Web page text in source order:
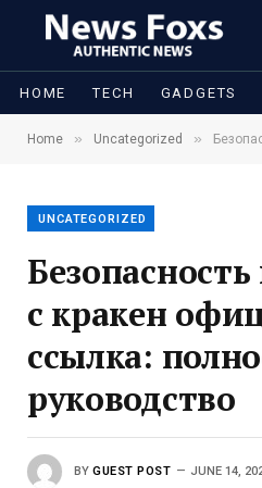
HOME TECH GADGETS
Home » Uncategorized » Безопасность
UNCATEGORIZED
с кракен
ссылка:
руководство
BY GUEST POST JUNE 14,